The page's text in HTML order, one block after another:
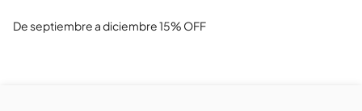
De septiembre a diciembre 15% OFF